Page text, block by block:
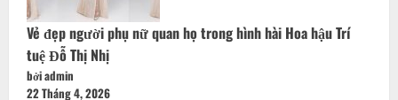
“Thảo Nguyên” nở hoa giữa thanh xuân: Hành trình rực rỡ
của nàng hậu tuổi 20
bởi admin
2 Tháng 4, 2026